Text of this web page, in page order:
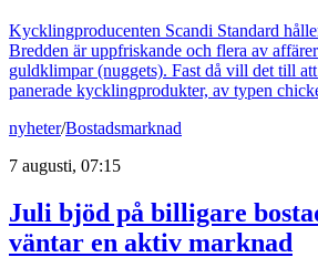
Kycklingproducenten Scandi Standard
Bredden är uppfriskande och flera av
guldklimpar (nuggets). Fast då vill det till
panerade kycklingprodukter, av typen
nyheter/Bostadsmarknad
7 augusti, 07:15
Juli bjöd på billigare
väntar en aktiv marknad